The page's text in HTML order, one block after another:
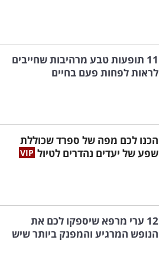
11 תופעות טבע מרהיבות שחייבים
לראות לפחות פעם בחיים
הכנו לכם מפה של ספרד שכוללת
שפע של יעדים נהדרים לטיול
12 ערי מרפא שיספקו לכם את
הנופש המרגיע והמפנק ביותר שיש